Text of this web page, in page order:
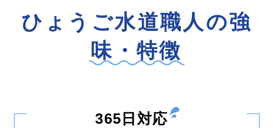
ひょうご水道職人の強
味・特徴
365日対応